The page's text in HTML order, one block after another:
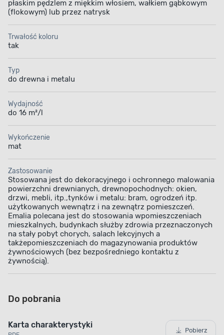
płaskim pędzlem z miękkim włosiem, wałkiem gąbkowym
(flokowym) lub przez natrysk
Trwałość koloru
tak
Typ
do drewna i metalu
Wydajność
do 16 m²/l
Wykończenie
mat
Zastosowanie
Stosowana jest do dekoracyjnego i ochronnego malowania
powierzchni drewnianych, drewnopochodnych: okien,
drzwi, mebli, itp.,tynków i metalu: bram, ogrodzeń itp.
użytkowanych wewnątrz i na zewnątrz pomieszczeń.
Emalia polecana jest do stosowania wpomieszczeniach
mieszkalnych, budynkach służby zdrowia przeznaczonych
na stały pobyt chorych, salach lekcyjnych a
takżepomieszczeniach do magazynowania produktów
żywnościowych (bez bezpośredniego kontaktu z
żywnością).
Do pobrania
Karta charakterystyki
Pobierz